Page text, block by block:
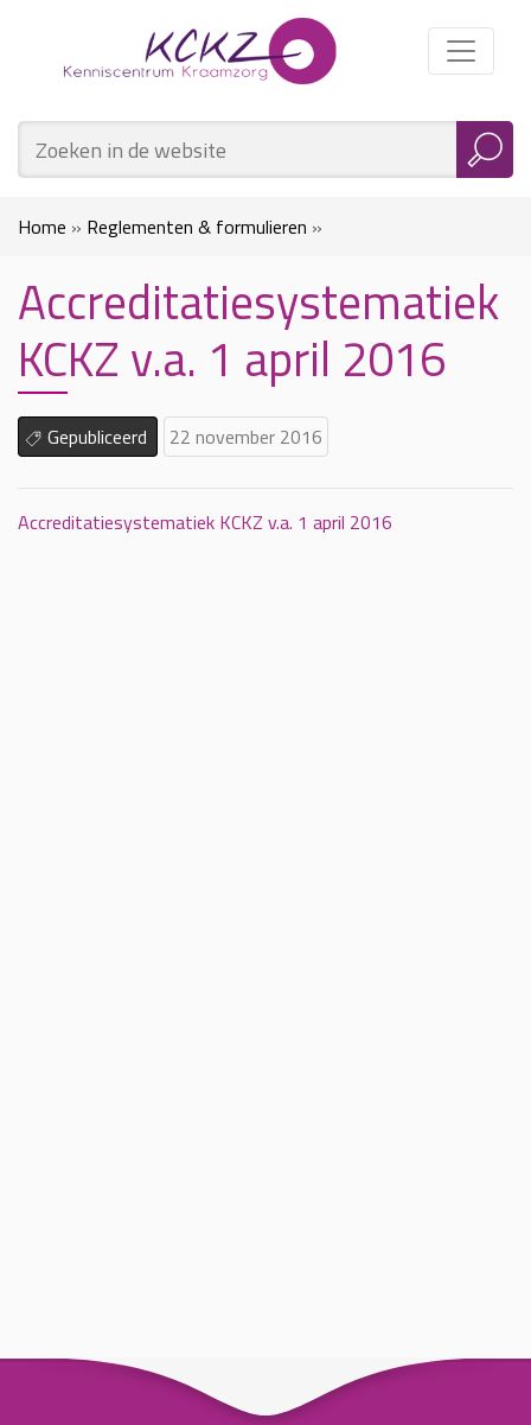
Home » Reglementen & formulieren »
Accreditatiesystematiek KCKZ v.a. 1 april 2016
Accreditatiesystematiek
KCKZ v.a. 1 april 2016
Gepubliceerd 22 november 2016
Accreditatiesystematiek KCKZ v.a. 1 april 2016